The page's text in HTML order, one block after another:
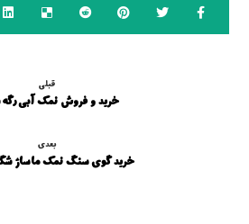
قبلی
خرید و فروش نمک آبی
بعدی
خرید گوی سنگ نمک ماساژ